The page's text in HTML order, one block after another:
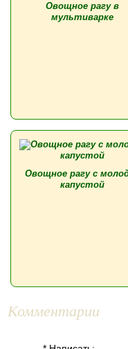
Овощное рагу в
мультиварке
Овощное рагу с
капустой
Комментарии